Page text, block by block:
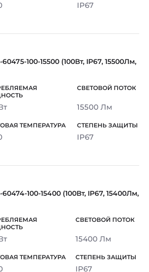
IP67
100-15500 (100Вт, IP67, 15500Лм,
15500 Лм
IP67
100-15400 (100Вт, IP67, 15400Лм,
15400 Лм
IP67